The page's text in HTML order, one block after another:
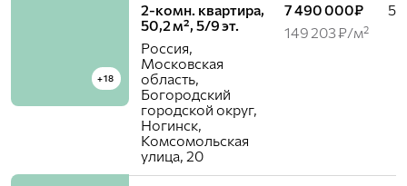
+18
2-комн. квартира,
50,2 м², 5/9 эт.
Россия,
Московская
область,
Богородский
городской округ,
Ногинск,
Комсомольская
улица, 20
7 490 000₽
149 203 ₽/м²
5 /